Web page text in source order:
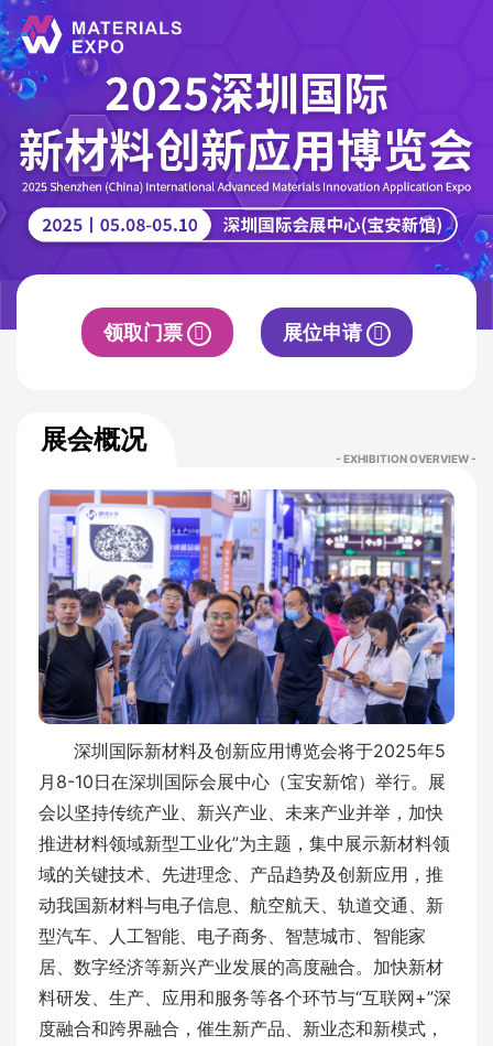
领取门票 展位申请
展会概况
- EXHIBITION OVERVIEW -
深圳国际新材料及创新应用博览会将于2025年5
月8-10日在深圳国际会展中心（宝安新馆）举行。展
会以坚持传统产业、新兴产业、未来产业并举，加快
推进材料领域新型工业化”为主题，集中展示新材料领
域的关键技术、先进理念、产品趋势及创新应用，推
动我国新材料与电子信息、航空航天、轨道交通、新
型汽车、人工智能、电子商务、智慧城市、智能家
居、数字经济等新兴产业发展的高度融合。加快新材
料研发、生产、应用和服务等各个环节与“互联网+”深
度融合和跨界融合，催生新产品、新业态和新模式，